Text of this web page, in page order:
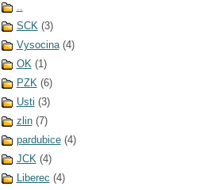
..
SCK (3)
Vysocina (4)
OK (1)
PZK (6)
Usti (3)
zlin (7)
pardubice (4)
JCK (4)
Liberec (4)